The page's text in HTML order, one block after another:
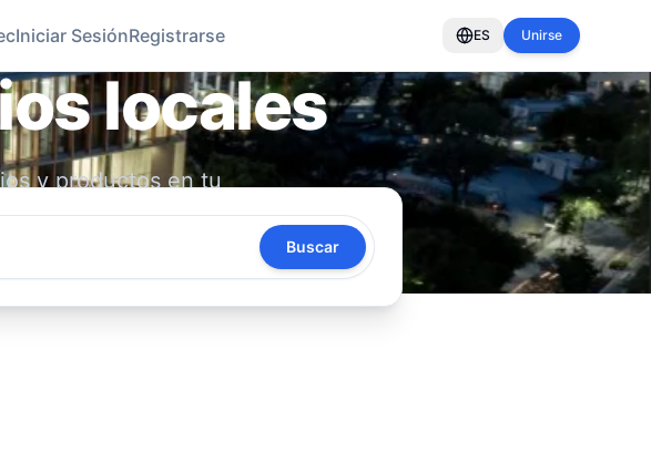
Iniciar SesiónRegistrarse ES Unirse
locales
y productos en tu
locales y apoya tu
Buscar